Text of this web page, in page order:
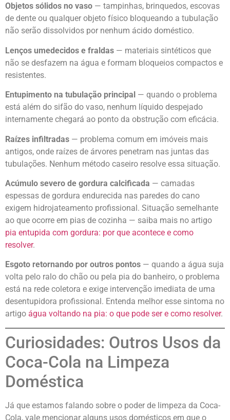
Objetos sólidos no vaso — tampinhas, brinquedos, escovas
de dente ou qualquer objeto físico bloqueando a tubulação
não serão dissolvidos por nenhum ácido doméstico.
Lenços umedecidos e fraldas — materiais sintéticos que
não se desfazem na água e formam bloqueios compactos e
resistentes.
Entupimento na tubulação principal — quando o problema
está além do sifão do vaso, nenhum líquido despejado
internamente chegará ao ponto da obstrução com eficácia.
Raízes infiltradas — problema comum em imóveis mais
antigos, onde raízes de árvores penetram nas juntas das
tubulações. Nenhum método caseiro resolve essa situação.
Acúmulo severo de gordura calcificada — camadas
espessas de gordura endurecida nas paredes do cano
exigem hidrojateamento profissional. Situação semelhante
ao que ocorre em pias de cozinha — saiba mais no artigo
pia entupida com gordura: por que acontece e como
resolver.
Esgoto retornando por outros pontos — quando a água suja
volta pelo ralo do chão ou pela pia do banheiro, o problema
está na rede coletora e exige intervenção imediata de uma
desentupidora profissional. Entenda melhor esse sintoma no
artigo água voltando na pia: o que pode ser e como resolver.
Curiosidades: Outros Usos da
Coca-Cola na Limpeza
Doméstica
Já que estamos falando sobre o poder de limpeza da Coca-
Cola, vale mencionar alguns usos domésticos em que o